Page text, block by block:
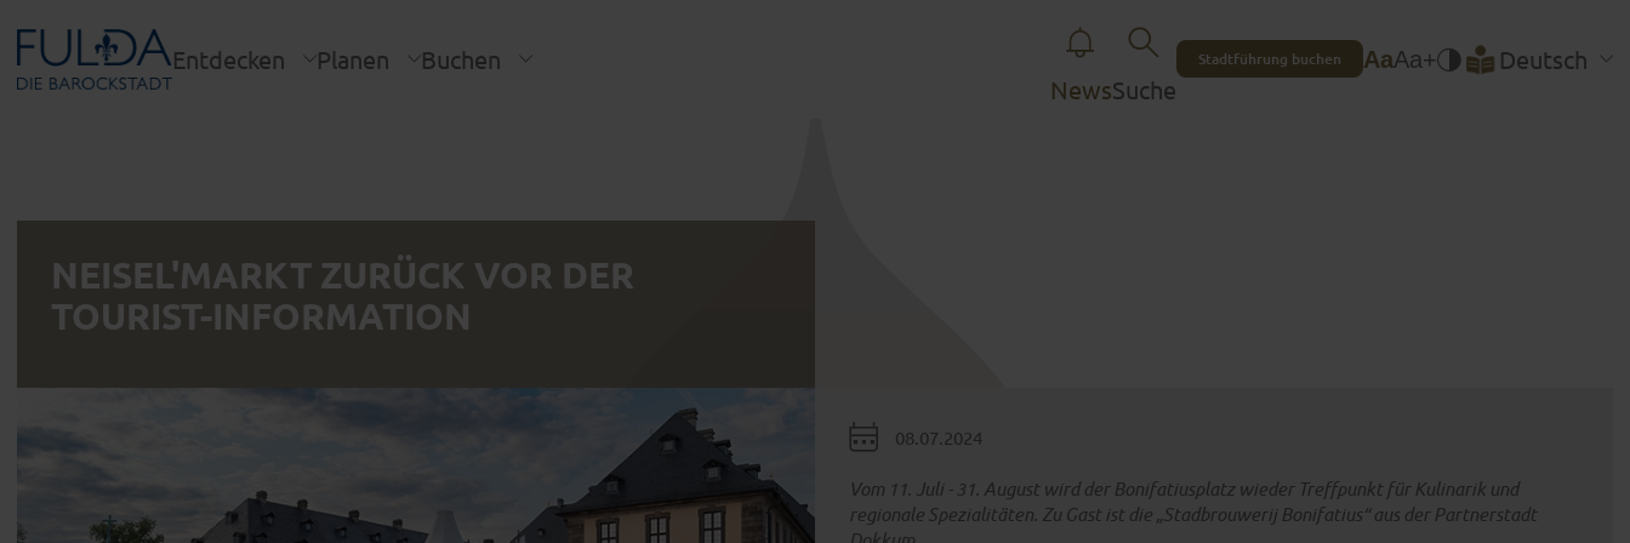
NewsSuche
Stadtführung buchen AaAa+ Deutsch
Entdecken
Mehr erfahren
Planen Buchen
NEISEL'MARKT ZURÜCK VOR DER
TOURIST-INFORMATION
08.07.2024
Vom 11. Juli - 31. August wird der Bonifatiusplatz wieder Treffpunkt für Kulinarik und
regionale Spezialitäten. Zu Gast ist die „Stadbrouwerij Bonifatius“ aus der Partnerstadt